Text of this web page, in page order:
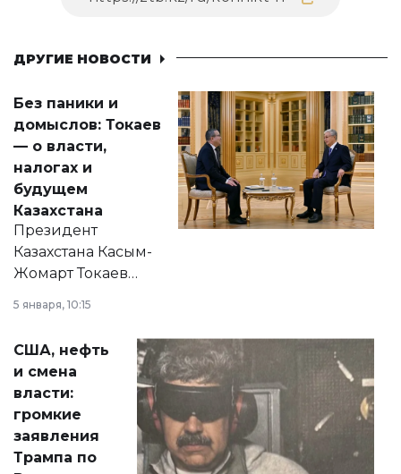
ДРУГИЕ НОВОСТИ
Без паники и
домыслов: Токаев
— о власти,
налогах и
будущем
Казахстана
Президент
Казахстана Касым-
Жомарт Токаев
сразу несколько
актуальных тем —
от слухов о
политических
реформах до
вопросов армии,
экономики и
личного здоровья.
5 января, 10:15
США, нефть
и смена
власти:
громкие
заявления
Трампа по